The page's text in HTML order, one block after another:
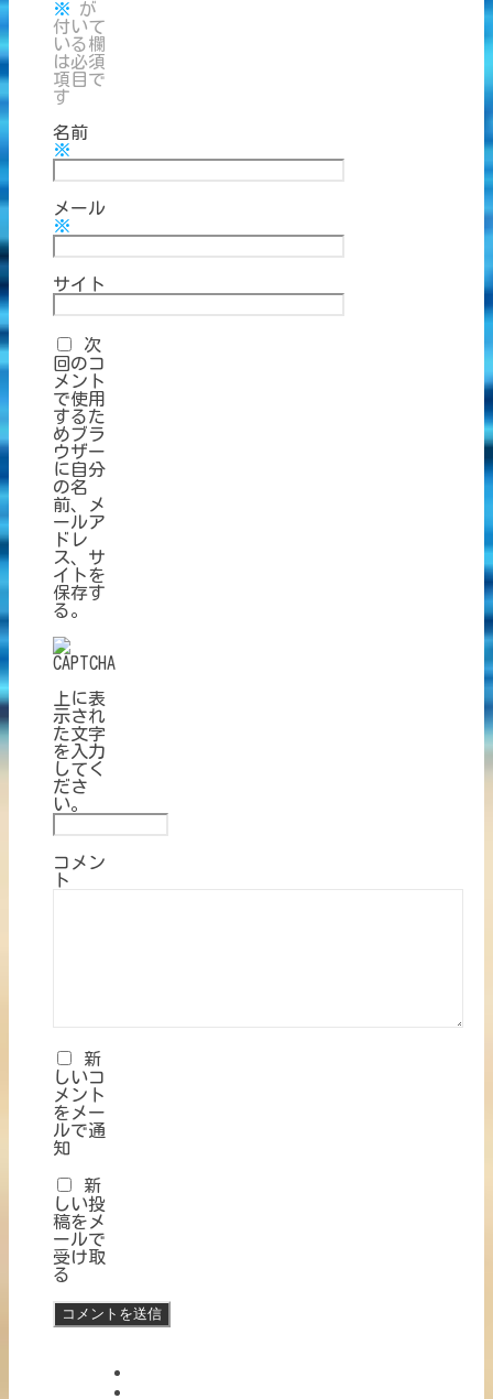
※ が
付いて
いる欄
は必須
項目で
す
名前
※
メール
※
サイト
次
回のコ
メント
で使用
するた
めブラ
ウザー
に自分
の名
前、メ
ールア
ドレ
ス、サ
イトを
保存す
る。
上に表
示され
た文字
を入力
してく
ださ
い。
コメン
ト
新
しいコ
メント
をメー
ルで通
知
新
しい投
稿をメ
ールで
受け取
る